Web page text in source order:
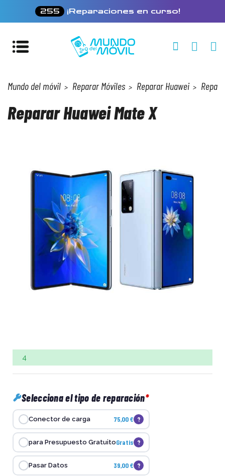
255 ¡Reparaciones en curso!
Mundo del móvil Reparar Móviles Reparar Huawei
Reparar Huawei Mate X
4
Selecciona el tipo de reparación
Conector de carga 75,00 € ?
para Presupuesto GratuitoGratis ?
Pasar Datos 39,00 € ?